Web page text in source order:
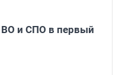
ВО и СПО в первый